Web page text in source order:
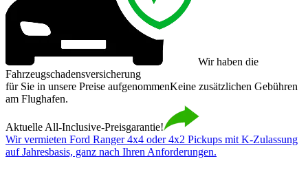
Wir haben die
Fahrzeugschadensversicherung
für Sie in unsere Preise aufgenommenKeine zusätzlichen Gebühren
am Flughafen.
Aktuelle All-Inclusive-Preisgarantie!
Wir vermieten Ford Ranger 4x4 oder 4x2 Pickups mit K-Zulassung
auf Jahresbasis, ganz nach Ihren Anforderungen.